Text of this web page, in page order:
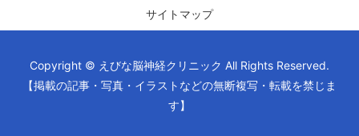
サイトマップ
Copyright © えびな脳神経クリニック All Rights Reserved.
【掲載の記事・写真・イラストなどの無断複写・転載を禁じま
す】